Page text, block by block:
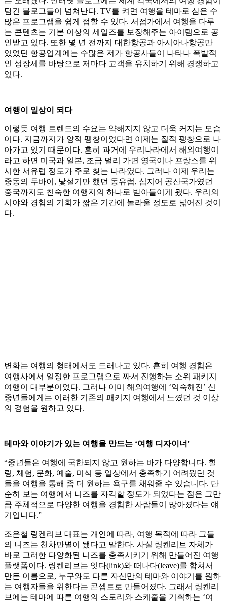
담긴 블로그들이 넘쳐난다. TV를 켜면 여행을 테마로 삼은 수
많은 프로그램을 쉽게 접할 수 있다. 서점가에서 여행을 다루
는 콘텐츠는 기본 이상의 세일즈를 보장해주는 아이템으로 공
인받고 있다. 또한 몇 년 전까지 대한항공과 아시아나항공만
있었던 항공업계에는 수많은 저가 항공사들이 나타나 폭발적
인 성장세를 바탕으로 저마다 고객을 유치하기 위해 경쟁하고
있다.
여행이 일상이 되다
이렇듯 여행 트렌드의 수요는 약해지지 않고 더욱 커지는 모습
이다. 지금까지가 양적 팽창이었다면 이제는 질적 팽창으로 나
아가고 있기 때문이다. 흔히 과거에 우리나라에서 해외여행이
라고 하면 미국과 일본, 조금 멀리 가면 영국이나 프랑스를 위
시한 서유럽 정도가 주로 찾는 나라였다. 그러나 이제 우리는
중동의 두바이, 낯설기만 했던 동유럽, 심지어 공산국가였던
중국까지도 친숙한 여행지의 하나로 받아들이게 됐다. 우리의
시야와 경험의 기회가 짧은 기간에 놀라울 정도로 넓어진 것이
다.
변화는 여행의 형태에서도 드러나고 있다. 흔히 여행 경험은
여행사에서 일정한 프로그램으로 짜서 진행하는 소위 패키지
여행이 대부분이었다. 그러나 이미 해외여행에 ‘익숙해진’ 신
중년들에게는 이러한 기존의 패키지 여행에서 느꼈던 것 이상
의 경험을 원하고 있다.
테마와 이야기가 있는 여행을 만드는 ‘여행 디자이너’
“중년들은 여행에 국한되지 않고 원하는 바가 다양합니다. 힐
링, 체험, 문화, 예술, 미식 등 일상에서 충족하기 어려웠던 것
들을 여행을 통해 좀 더 원하는 욕구를 채워줄 수 있습니다. 단
순히 보는 여행에서 니즈를 자각할 정도가 되었다는 점은 그만
큼 주체적으로 다양한 여행을 경험한 사람들이 많아졌다는 얘
기입니다.”
조은철 링켄리브 대표는 개인에 따라, 여행 목적에 따라 그들
의 니즈는 천차만별이 됐다고 말한다. 사실 링켄리브 자체가
바로 그러한 다양화된 니즈를 충족시키기 위해 만들어진 여행
플랫폼이다. 링켄리브는 잇다(link)와 떠나다(leave)를 합쳐서
만든 이름으로, 누구와도 다른 자신만의 테마와 이야기를 원하
는 여행자들을 위한다는 콘셉트로 만들어졌다. 그래서 링켄리
브에는 테마에 따른 여행의 스토리와 스케줄을 기획하는 ‘여